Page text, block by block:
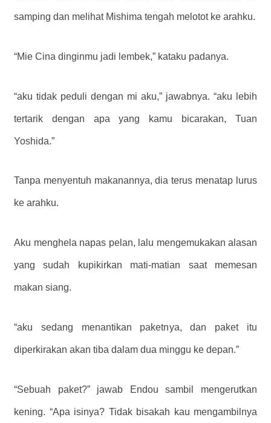
samping dan melihat Mishima tengah melotot ke arahku.
“Mie Cina dinginmu jadi lembek,” kataku padanya.
“aku tidak peduli dengan mi aku,” jawabnya. “aku lebih
tertarik dengan apa yang kamu bicarakan, Tuan
Yoshida.”
Tanpa menyentuh makanannya, dia terus menatap lurus
ke arahku.
Aku menghela napas pelan, lalu mengemukakan alasan
yang sudah kupikirkan mati-matian saat memesan
makan siang.
“aku sedang menantikan paketnya, dan paket itu
diperkirakan akan tiba dalam dua minggu ke depan.”
“Sebuah paket?” jawab Endou sambil mengerutkan
kening. “Apa isinya? Tidak bisakah kau mengambilnya